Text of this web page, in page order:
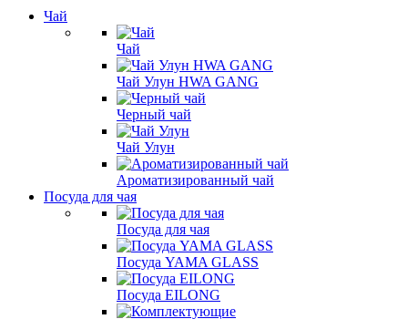
Чай
Чай
Чай Улун HWA GANG
Черный чай
Чай Улун
Ароматизированный чай
Посуда для чая
Посуда для чая
Посуда YAMA GLASS
Посуда EILONG